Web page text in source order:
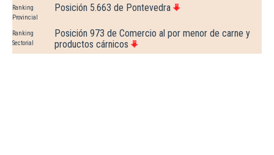
Ranking
Provincial
Posición 5.663 de Pontevedra
Ranking
Sectorial
Posición 973 de Comercio al por menor de carne y
productos cárnicos